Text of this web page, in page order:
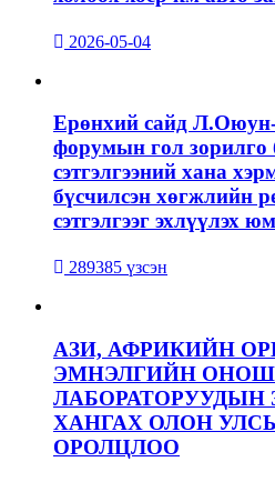
2026-05-04
Ерөнхий сайд
форумын гол
сэтгэлгээний хана
бүсчилсэн хөгжлийн
сэтгэлгээг эхлүүлэх юм
289385 үзсэн
АЗИ, АФРИКИЙН
ЭМНЭЛГИЙН
ЛАБОРАТОРУУДЫН
ХАНГАХ ОЛОН
ОРОЛЦЛОО